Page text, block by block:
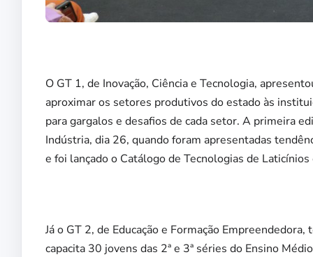
O GT 1, de Inovação, Ciência e Tecnologia,
aproximar os setores produtivos do estado às
para gargalos e desafios de cada setor. A primeira
Indústria, dia 26, quando foram apresentadas
e foi lançado o Catálogo de Tecnologias de
Já o GT 2, de Educação e Formação
capacita 30 jovens das 2ª e 3ª séries do Ensino